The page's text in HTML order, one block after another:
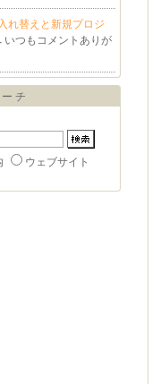
れ替えと新規プロジ
いつもコメントありが
チ
ウェブサイト